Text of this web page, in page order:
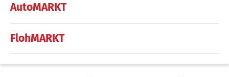
AutoMARKT
FlohMARKT